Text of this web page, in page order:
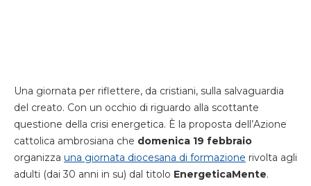
Una giornata per riflettere, da cristiani, sulla salvaguardia
del creato. Con un occhio di riguardo alla scottante
questione della crisi energetica. È la proposta dell’Azione
cattolica ambrosiana che domenica 19 febbraio
organizza una giornata diocesana di formazione rivolta agli
adulti (dai 30 anni in su) dal titolo EnergeticaMente.